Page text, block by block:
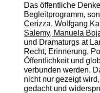
Das öffentliche
Begleitprogramm,
Cerizza, Wolfgang
Salemy, Manuela
und Dramaturgs at
Recht, Erinnerung,
Öffentlichkeit und
verbunden werden.
nicht nur gezeigt
gedacht und